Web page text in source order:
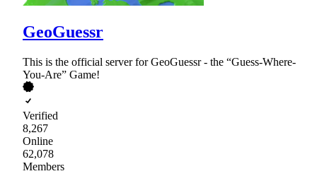
GeoGuessr
This is the official server for GeoGuessr - the “Guess-Where-
You-Are” Game!
Verified
8,267
Online
62,078
Members